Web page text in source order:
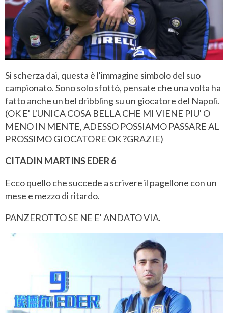
Si scherza dai, questa è l'immagine simbolo del suo
campionato. Sono solo sfottò, pensate che una volta ha
fatto anche un bel dribbling su un giocatore del Napoli.
(OK E' L'UNICA COSA BELLA CHE MI VIENE PIU' O
MENO IN MENTE, ADESSO POSSIAMO PASSARE AL
PROSSIMO GIOCATORE OK ?GRAZIE)
CITADIN MARTINS EDER 6
Ecco quello che succede a scrivere il pagellone con un
mese e mezzo di ritardo.
PANZEROTTO SE NE E' ANDATO VIA.